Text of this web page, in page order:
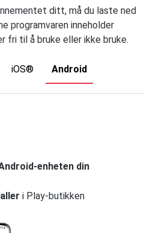
ditt, må du laste ned
programvaren inneholder
fri til å bruke eller ikke bruke.
iOS® Android
enheten din
i Play-butikken